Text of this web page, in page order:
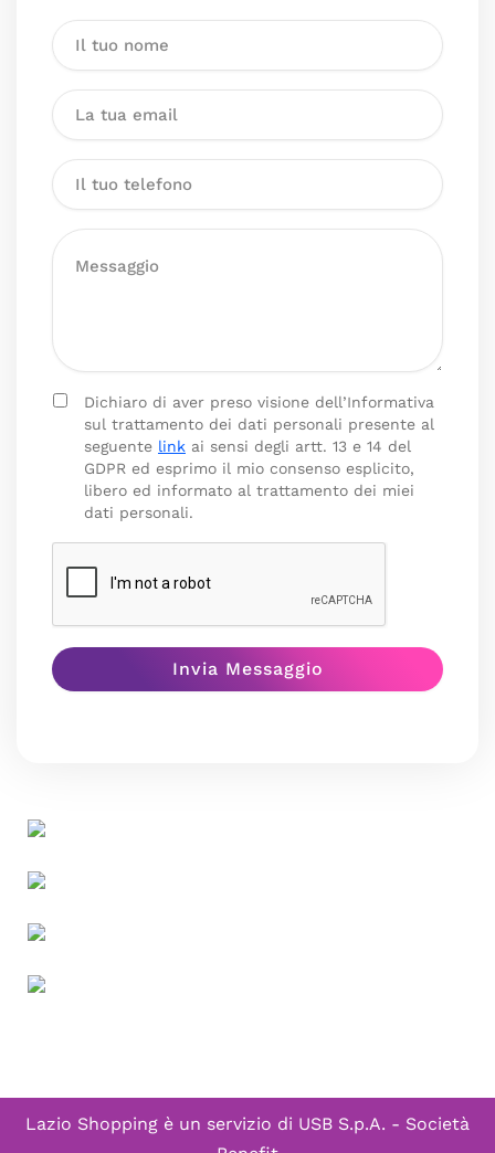
Dichiaro di aver preso visione dell’Informativa
sul trattamento dei dati personali presente al
seguente link ai sensi degli artt. 13 e 14 del
GDPR ed esprimo il mio consenso esplicito,
libero ed informato al trattamento dei miei
dati personali.
Lazio Shopping è un servizio di USB S.p.A. - Società